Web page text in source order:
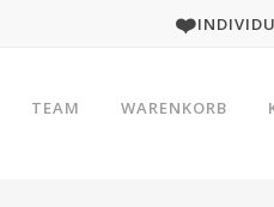
❤️
TEAM WARENKORB
IZAKAYA